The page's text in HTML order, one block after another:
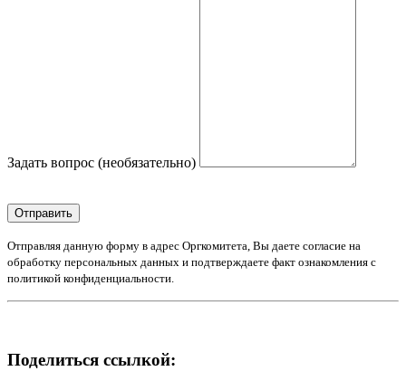
Задать вопрос (необязательно)
Отправить
Отправляя данную форму в адрес Оргкомитета, Вы даете согласие на
обработку персональных данных и подтверждаете факт ознакомления с
политикой конфиденциальности.
Поделиться ссылкой: